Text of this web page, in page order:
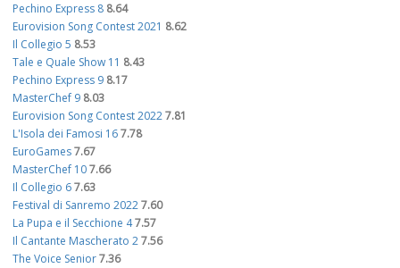
Pechino Express 8 8.64
Eurovision Song Contest 2021 8.62
Il Collegio 5 8.53
Tale e Quale Show 11 8.43
Pechino Express 9 8.17
MasterChef 9 8.03
Eurovision Song Contest 20227.81
L'Isola dei Famosi 167.78
EuroGames7.67
MasterChef 107.66
Il Collegio 67.63
Festival di Sanremo 20227.60
La Pupa e il Secchione 47.57
Il Cantante Mascherato 27.56
The Voice Senior7.36